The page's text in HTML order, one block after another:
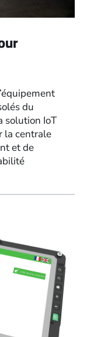
du
solution IoT
la centrale
et de